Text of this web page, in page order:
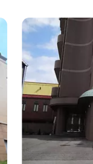
で、釣ったそ
で、様々なイベ